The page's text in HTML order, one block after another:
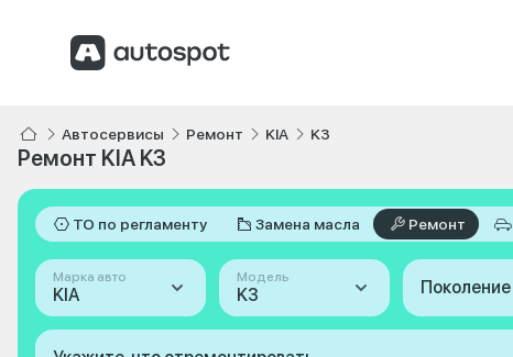
Автосервисы Ремонт KIA K3
Ремонт KIA K3
ТО по регламенту Замена масла Ремонт
Марка авто
KIA
Модель
K3 Поколение